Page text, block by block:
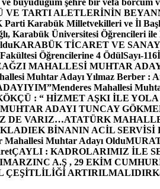
büyüdüğüm şehre bir vefa borcum
VE TARTI ALETLERİNİN
Parti Karabük Milletvekilleri ve İl
Karabük Üniversitesi Öğrencileri ile
KARABÜK TİCARET VE
Öğrencilerine 4 ÖdülSayı-116
MAHALLESİ MUHTAR
Muhtar Adayı Yılmaz Berber :
Menderes Mahallesi
: “ HİZMET AŞKI İLE
ADAYI TUNCAY
DE VARIZ…ATATÜRK
EK BİNANIN ACİL
Muhtar Adayı Oldu
ÇAYLI : KADROLARIMIZ İLE
MARZINC A.Ş , 29 EKİM
ÇEŞİTLİLİĞİ ARTIRILMALIDIR